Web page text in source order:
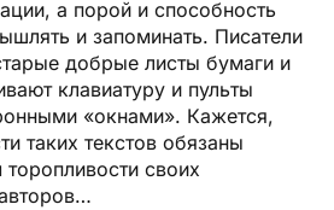
а порой и способность
и запоминать. Писатели
добрые листы бумаги и
клавиатуру и пульты
«окнами». Кажется,
таких текстов обязаны
своих